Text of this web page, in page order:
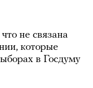
не связана
которые
в Госдуму